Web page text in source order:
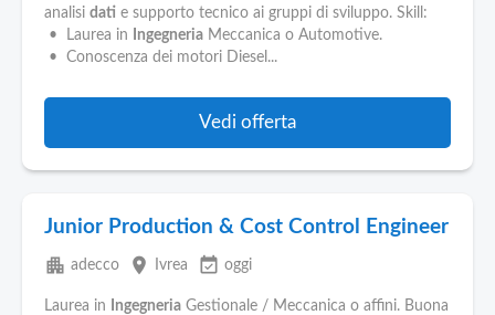
analisi dati e supporto tecnico ai gruppi di sviluppo. Skill:
• Laurea in
Ingegneria Meccanica o Automotive.
• Conoscenza dei motori Diesel...
Vedi offerta
Junior Production & Cost Control Engineer
apartment adecco place Ivrea event_available oggi
Laurea in Ingegneria Gestionale / Meccanica o affini. Buona